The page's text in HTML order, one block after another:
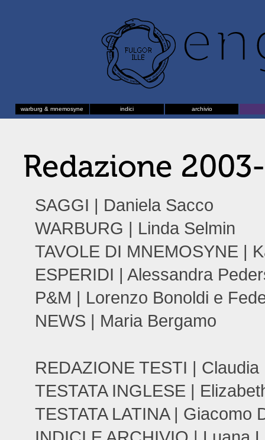
warburg & mnemosyne indici archivio
Redazione
SAGGI | Daniela Sacco
WARBURG | Linda Selmin
TAVOLE DI MNEMOSYNE |
ESPERIDI | Alessandra
P&M | Lorenzo Bonoldi e
NEWS | Maria Bergamo
REDAZIONE TESTI | Claudia
TESTATA INGLESE |
TESTATA LATINA | Giacomo